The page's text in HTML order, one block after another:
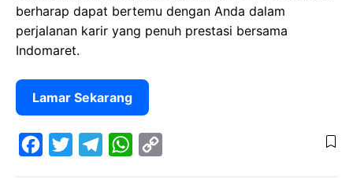
berharap dapat bertemu dengan Anda dalam
perjalanan karir yang penuh prestasi bersama
Indomaret.
Lamar Sekarang